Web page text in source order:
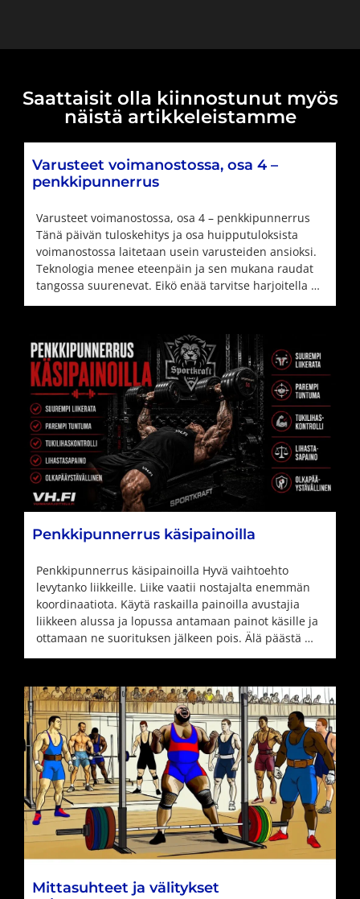
Saattaisit olla kiinnostunut myös
näistä artikkeleistamme
Varusteet voimanostossa, osa 4 –
penkkipunnerrus
Varusteet voimanostossa, osa 4 – penkkipunnerrus
Tänä päivän tuloskehitys ja osa huipputuloksista
voimanostossa laitetaan usein varusteiden ansioksi.
Teknologia menee eteenpäin ja sen mukana raudat
tangossa suurenevat. Eikö enää tarvitse harjoitella …
Penkkipunnerrus käsipainoilla
Penkkipunnerrus käsipainoilla Hyvä vaihtoehto
levytanko liikkeille. Liike vaatii nostajalta enemmän
koordinaatiota. Käytä raskailla painoilla avustajia
liikkeen alussa ja lopussa antamaan painot käsille ja
ottamaan ne suorituksen jälkeen pois. Älä päästä …
Mittasuhteet ja välitykset